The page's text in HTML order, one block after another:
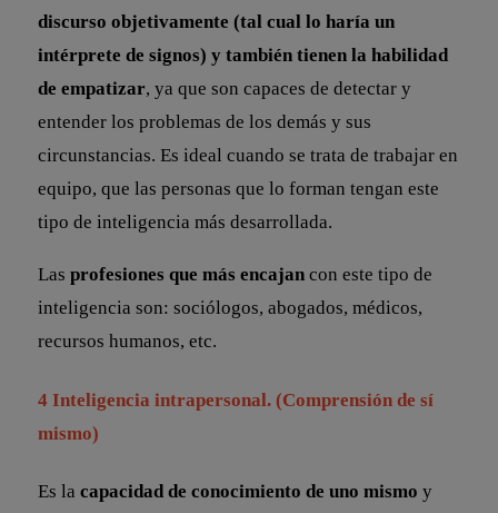
discurso objetivamente (tal cual lo haría un
intérprete de signos) y también tienen la habilidad
de empatizar, ya que son capaces de detectar y
entender los problemas de los demás y sus
circunstancias. Es ideal cuando se trata de trabajar en
equipo, que las personas que lo forman tengan este
tipo de inteligencia más desarrollada.
Lasprofesiones que más encajan con este tipo de
inteligencia son: sociólogos, abogados, médicos,
recursos humanos, etc.
4 Inteligencia intrapersonal. (Comprensión de sí
mismo)
Es lacapacidad de conocimiento de uno mismo y